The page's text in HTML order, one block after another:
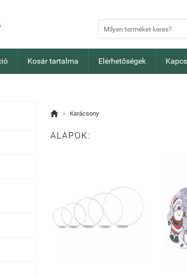
Kosár tartalma Elérhetőségek
 » Karácsony
ALAPOK: